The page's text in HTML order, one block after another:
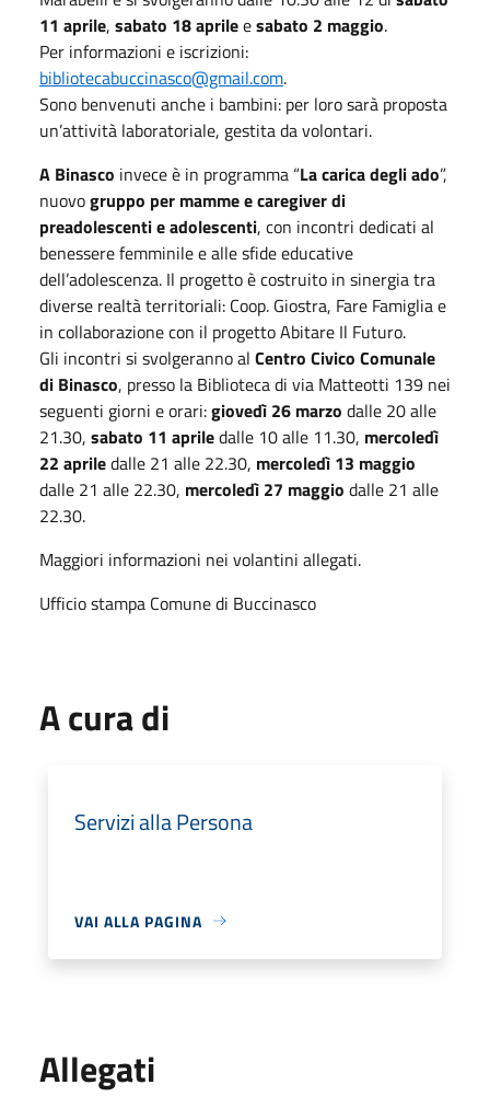
11 aprile, sabato 18 aprileesabato 2 maggio.
Per informazioni e iscrizioni:
bibliotecabuccinasco@gmail.com.
Sono benvenuti anche i bambini: per loro sarà proposta
un’attività laboratoriale, gestita da volontari.
A Binasco invece è in programma “La carica degli ado”,
nuovogruppo per mamme e caregiver di
preadolescenti e adolescenti, con incontri dedicati al
benessere femminile e alle sfide educative
dell’adolescenza. Il progetto è costruito in sinergia tra
diverse realtà territoriali: Coop. Giostra, Fare Famiglia e
in collaborazione con il progetto Abitare Il Futuro.
Gli incontri si svolgeranno al Centro Civico Comunale
di Binasco, presso la Biblioteca di via Matteotti 139 nei
seguenti giorni e orari:giovedì 26 marzo dalle 20 alle
21.30, sabato 11 apriledalle 10 alle 11.30, mercoledì
22 apriledalle 21 alle 22.30, mercoledì 13 maggio
dalle 21 alle 22.30, mercoledì 27 maggio dalle 21 alle
22.30.
Maggiori informazioni nei volantini allegati.
Ufficio stampa Comune di Buccinasco
A cura di
Servizi alla Persona
VAI ALLA PAGINA
Allegati